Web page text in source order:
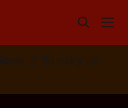
🦋 Bluesky
✉️